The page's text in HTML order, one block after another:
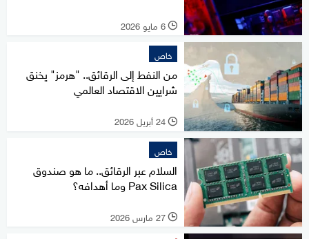
l 6 مايو 2026
خاص
من النفط إلى الرقائق.. "هرمز" يخنق
شرايين الاقتصاد العالمي
l 24 أبريل 2026
خاص
السلام عبر الرقائق.. ما هو صندوق
Pax Silica وما أهدافه؟
l 27 مارس 2026